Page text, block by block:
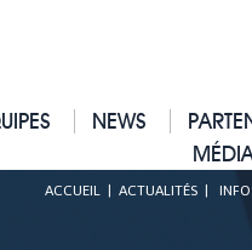
NEWS
ACCUEIL ACTUALITÉS